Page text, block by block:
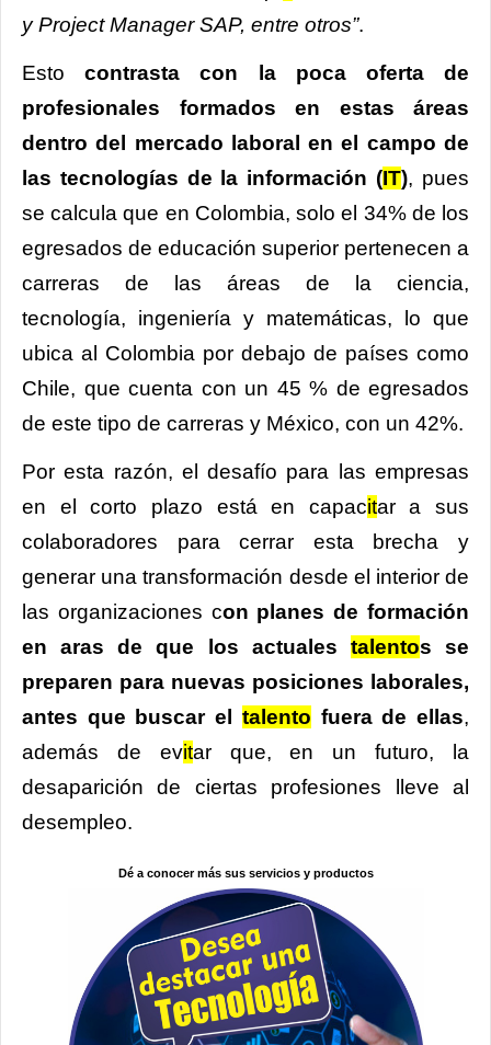
y Project Manager SAP, entre otros”.
Estocontrasta con la poca oferta de
profesionales formados en estas áreas
dentro del
mercado laboral en el campo de
las tecnologías de la información (IT), pues
se calcula que en Colombia, solo el 34% de los
egresados de educación superior pertenecen a
carreras de las áreas de la ciencia,
tecnología, ingeniería y matemáticas, lo que
ubica al Colombia por debajo de países como
Chile, que cuenta con un 45 % de egresados
de este tipo de carreras y México, con un 42%.
Por esta razón, el desafío para las empresas
en el corto plazo está en capacitar a sus
colaboradores para cerrar esta brecha y
generar una transformación desde el interior de
las organizaciones con planes de formación
en aras de que los actuales talentos se
preparen para nuevas posiciones laborales,
antes que buscar el talento fuera de ellas,
además de evitar que, en un futuro, la
desaparición de ciertas profesiones lleve al
desempleo.
Dé a conocer más sus servicios y productos